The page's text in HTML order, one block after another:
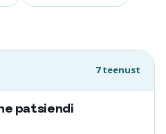
7 teenust
patsiendi